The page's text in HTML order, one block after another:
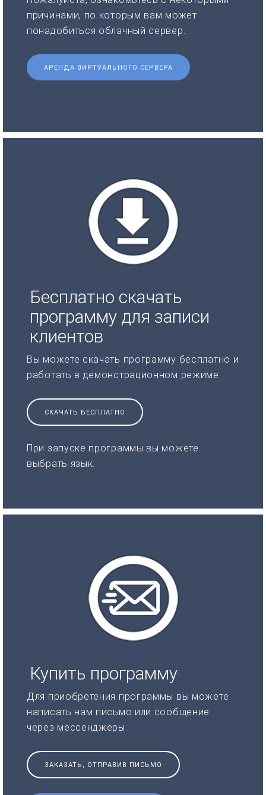
причинами, по которым вам может
понадобиться облачный сервер.
АРЕНДА ВИРТУАЛЬНОГО СЕРВЕРА
Бесплатно скачать
программу для записи
клиентов
Вы можете скачать программу бесплатно и
работать в демонстрационном режиме
СКАЧАТЬ БЕСПЛАТНО
При запуске программы вы можете
выбрать язык.
Купить программу
Для приобретения программы вы можете
написать нам письмо или сообщение
через мессенджеры
ЗАКАЗАТЬ, ОТПРАВИВ ПИСЬМО